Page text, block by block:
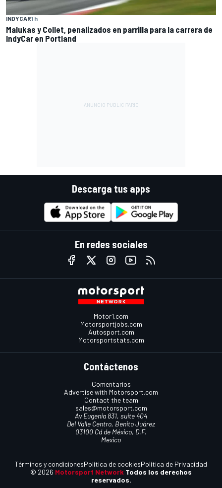
INDYCAR1 h
Malukas y Collet, penalizados en parrilla para la carrera de
IndyCar en Portland
Descarga tus apps
En redes sociales
Motor1.com
Motorsportjobs.com
Autosport.com
Motorsportstats.com
Contáctenos
Comentarios
Advertise with Motorsport.com
Contact the team
sales@motorsport.com
Av Eugenia 831, suite 404
Del Valle Centro, Benito Juárez
03100 Cd de México, D.F.
Mexico
© 2026 Motorsport Network Todos los derechos
reservados.
Términos y condicionesPolítica de cookiesPolítica de Privacidad